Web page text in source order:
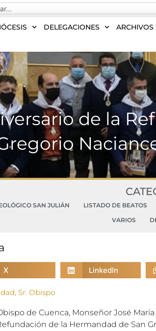
DELEGACIONES ARCHIVOS
de la
SAN JULIÁN LISTADO DE BEATOS
VARIOS
X LinkedIn
, Sr. Obispo
de Cuenca, Monseñor José Mar
de la Hermandad de San